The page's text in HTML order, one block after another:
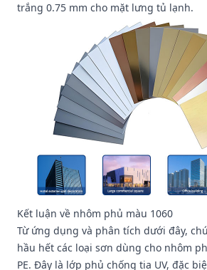
trắng 0.75 mm cho mặt lưng tủ lạnh.
Kết luận về nhôm phủ màu 1060
Từ ứng dụng và phân tích dưới đây,
hầu hết các loại sơn dùng cho nhôm
PE. Đây là lớp phủ chống tia UV, đặc